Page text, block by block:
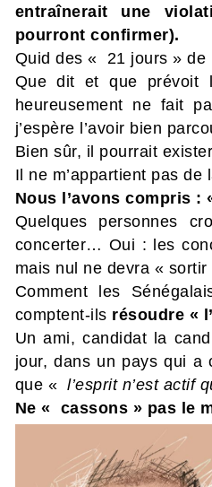
entraînerait une
pourront confirmer).
Quid des « 21 jours » de
Que dit et que prévoit
heureusement ne fait
j’espère l’avoir bien
Bien sûr, il pourrait
Il ne m’appartient pas
Nous l’avons compris
Quelques personnes
concerter… Oui : les
mais nul ne devra «
Comment les
comptent-ils résoudre «
Un ami, candidat la
jour, dans un pays qui a
que « l’esprit n’est actif
Ne « cassons » pas le